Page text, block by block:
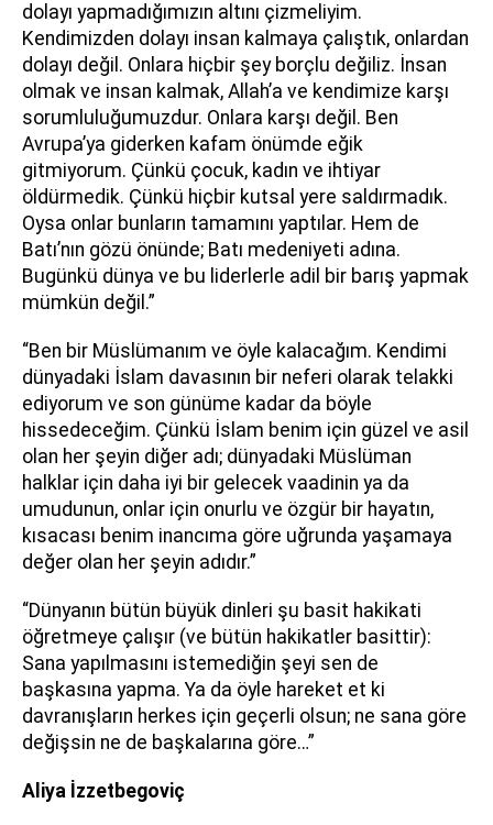
dolayı yapmadığımızın altını çizmeliyim.
Kendimizden dolayı insan kalmaya çalıştık, onlardan
dolayı değil. Onlara hiçbir şey borçlu değiliz. İnsan
olmak ve insan kalmak, Allah’a ve kendimize karşı
sorumluluğumuzdur. Onlara karşı değil. Ben
Avrupa’ya giderken kafam önümde eğik
gitmiyorum. Çünkü çocuk, kadın ve ihtiyar
öldürmedik. Çünkü hiçbir kutsal yere saldırmadık.
Oysa onlar bunların tamamını yaptılar. Hem de
Batı’nın gözü önünde; Batı medeniyeti adına.
Bugünkü dünya ve bu liderlerle adil bir barış yapmak
mümkün değil.”
“Ben bir Müslümanım ve öyle kalacağım. Kendimi
dünyadaki İslam davasının bir neferi olarak telakki
ediyorum ve son günüme kadar da böyle
hissedeceğim. Çünkü İslam benim için güzel ve asil
olan her şeyin diğer adı; dünyadaki Müslüman
halklar için daha iyi bir gelecek vaadinin ya da
umudunun, onlar için onurlu ve özgür bir hayatın,
kısacası benim inancıma göre uğrunda yaşamaya
değer olan her şeyin adıdır.”
“Dünyanın bütün büyük dinleri şu basit hakikati
öğretmeye çalışır (ve bütün hakikatler basittir):
Sana yapılmasını istemediğin şeyi sen de
başkasına yapma. Ya da öyle hareket et ki
davranışların herkes için geçerli olsun; ne sana göre
değişsin ne de başkalarına göre…”
Aliya İzzetbegoviç